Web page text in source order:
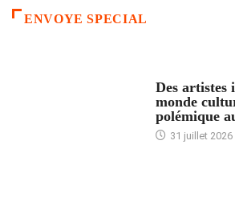
ENVOYE SPECIAL
Des artistes
monde
polémique
31 juillet 2026